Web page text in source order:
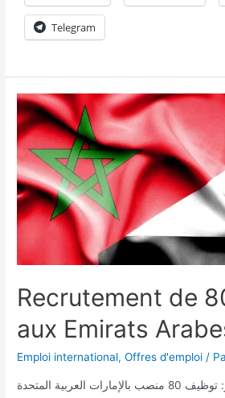
Telegram
Recrutement de
aux Emirats
Emploi international,Offres d'emploi /
الأنابيك سكيلز: توظيف 80 منصب بالإمارات العربية المتحدة Anapec